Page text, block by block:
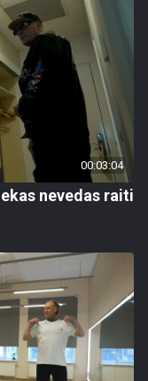
00:03:04
nevedas raiti